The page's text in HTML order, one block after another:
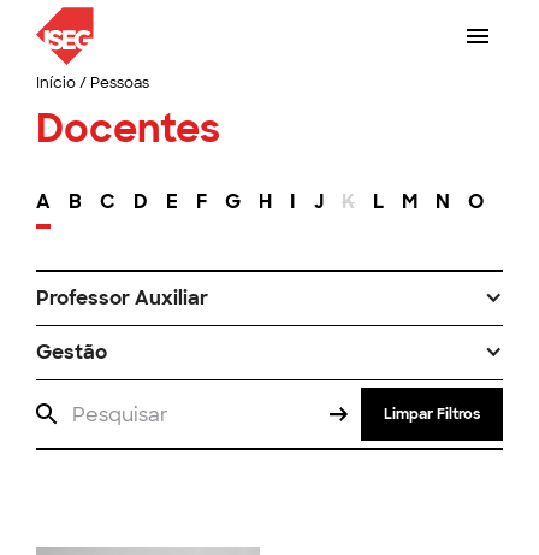
Início/ Pessoas
Docentes
A B C D E F G H I J K L M N O
Professor Auxiliar
Gestão
Limpar Filtros